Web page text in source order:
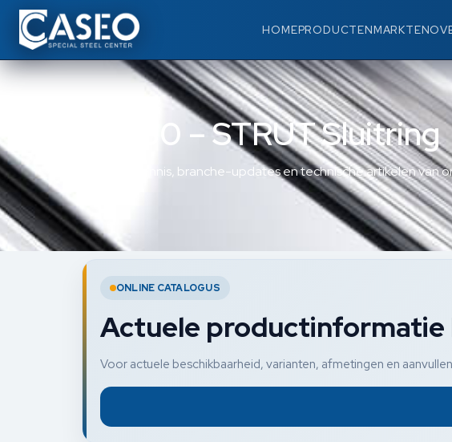
HOMEPRODUCTENMARKTEN
83930 – STRUT
Materiaalkennis, branche-updates en technische artikelen van
ONLINE CATALOGUS
Actuele productinformatie
Voor actuele beschikbaarheid, varianten, afmetingen en